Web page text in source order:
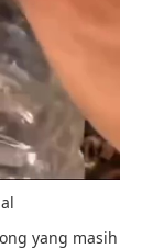
yang masih